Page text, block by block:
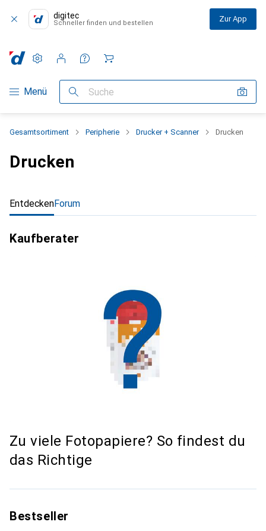
digitec
Schneller finden und bestellen Zur App
Navigation nach Kategorien
Menü Suche
Einstellungen
Kundenkonto
Vergleichslisten
Merklisten
Warenkorb
Gesamtsortiment Peripherie Drucker + Scanner Drucken
Drucken
EntdeckenForum
Kaufberater
Zu viele Fotopapiere? So findest du
das Richtige
Bestseller